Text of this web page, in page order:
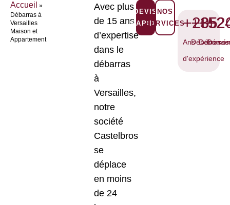
Accueil »
Débarras à
Versailles
Maison et
Appartement
Avec plus
de 15 ans
d’expertise
dans le
débarras
à
Versailles,
notre
société
Castelbros
se
déplace
en moins
de 24
DEVIS
RAPIDE
NOS
SERVICES+20
Ans
d'expérience
+35
Débarras